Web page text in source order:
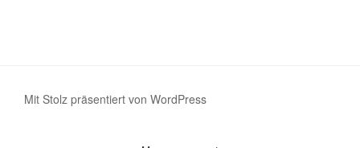
Mit Stolz präsentiert von WordPress